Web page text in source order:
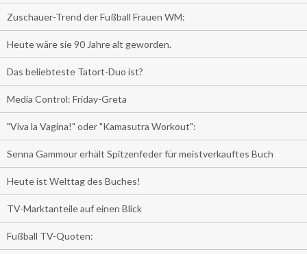
Zuschauer-Trend der Fußball Frauen WM:
Heute wäre sie 90 Jahre alt geworden.
Das beliebteste Tatort-Duo ist?
Media Control: Friday-Greta
"Viva la Vagina!" oder "Kamasutra Workout":
Senna Gammour erhält Spitzenfeder für meistverkauftes Buch
Heute ist Welttag des Buches!
TV-Marktanteile auf einen Blick
Fußball TV-Quoten: